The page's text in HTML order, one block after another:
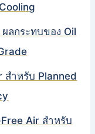
ลกระทบของ Oil
สำหรับ Planned
Air สำหรับ